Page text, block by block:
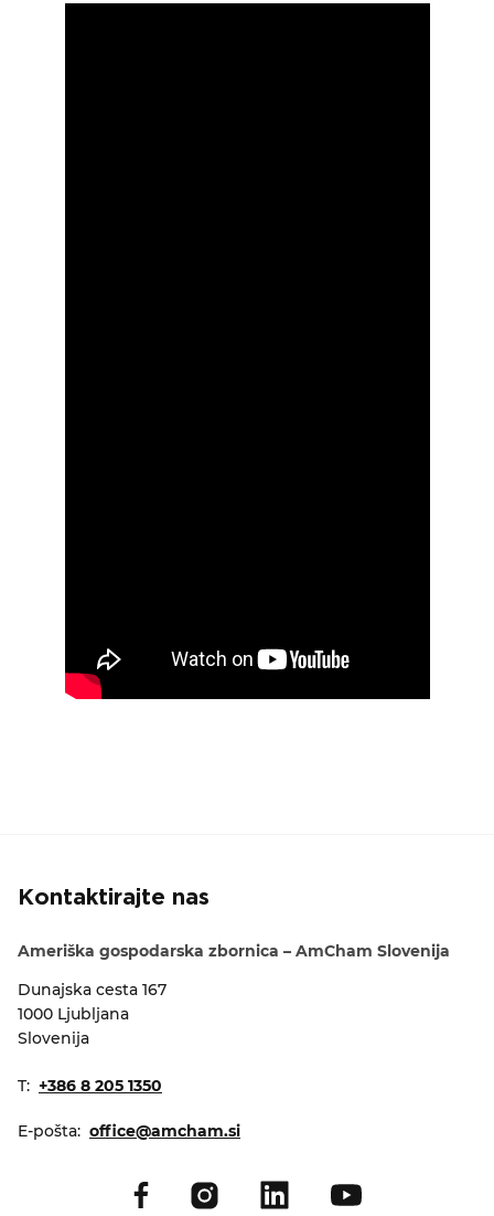
Kontaktirajte nas
Ameriška gospodarska zbornica – AmCham Slovenija
Dunajska cesta 167
1000 Ljubljana
Slovenija
T: +386 8 205 1350
E-pošta: office@amcham.si